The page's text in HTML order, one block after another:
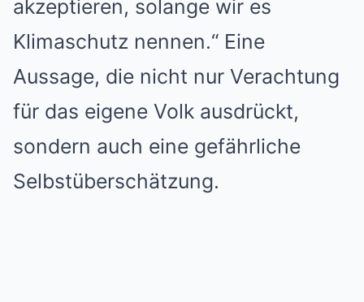
akzeptieren, solange wir es
Klimaschutz nennen.“ Eine
Aussage, die nicht nur Verachtung
für das eigene Volk ausdrückt,
sondern auch eine gefährliche
Selbstüberschätzung.